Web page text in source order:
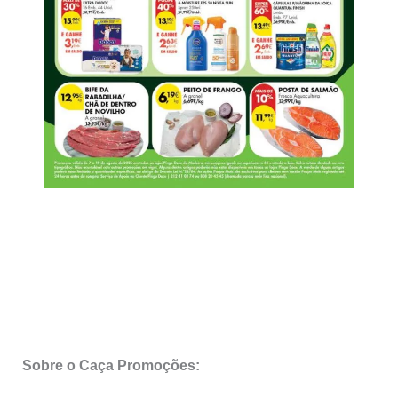
Sobre o Caça Promoções: